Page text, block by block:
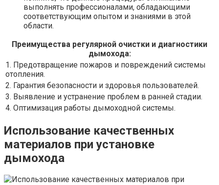
выполнять профессионалами, обладающими
соответствующим опытом и знаниями в этой
области.
Преимущества регулярной очистки и диагностики
дымохода:
1. Предотвращение пожаров и повреждений системы
отопления.
2. Гарантия безопасности и здоровья пользователей.
3. Выявление и устранение проблем в ранней стадии.
4. Оптимизация работы дымоходной системы.
Использование качественных
материалов при установке
дымохода